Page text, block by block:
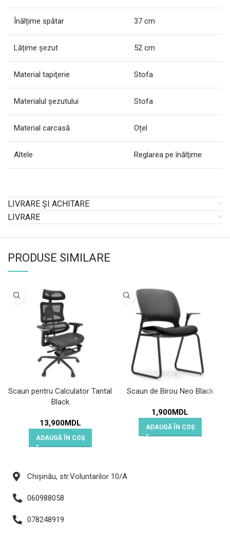
Înălțime spătar 37 cm
Lățime șezut 52 cm
Material tapiţerie Stofa
Materialul şezutului Stofa
Material carcasă Oțel
Altele Reglarea pe înălţime
LIVRARE ȘI ACHITARE
LIVRARE
PRODUSE SIMILARE
Scaun pentru Calculator Tantal
Black
13,900MDL
ADAUGĂ ÎN COȘ
Scaun de Birou Neo Black
1,900MDL
ADAUGĂ ÎN COȘ
Chișinău, str.Voluntarilor 10/A
060988058
078248919